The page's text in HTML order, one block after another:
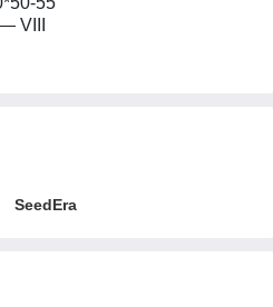
VIII
SeedEra